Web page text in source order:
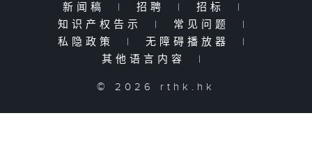
新闻稿 | 招聘 | 招标
|
知识产权告示
| 常见问题
|
私隐政策
| 无障碍播放器
|
其他语言内容
|
© 2026 rthk.hk